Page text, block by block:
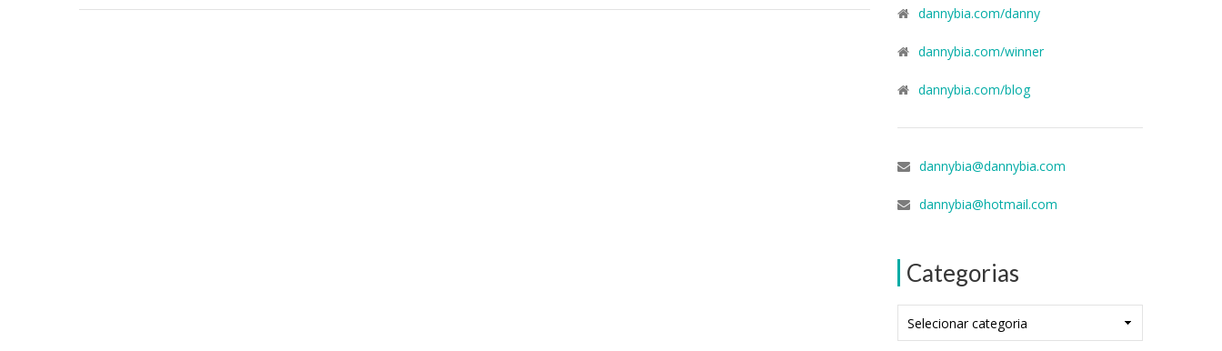
dannybia.com/danny
dannybia.com/winner
dannybia.com/blog
dannybia@dannybia.com
dannybia@hotmail.com
Categorias